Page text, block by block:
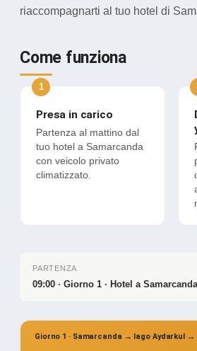
riaccompagnarti al tuo hotel di
Come funziona
Presa in carico
Partenza al mattino dal
tuo hotel a Samarcanda
con veicolo privato
climatizzato.
PARTENZA
09:00 · Giorno 1 · Hotel a Samarcanda
Giorno 1 · Samarcanda → lago Aydarkul